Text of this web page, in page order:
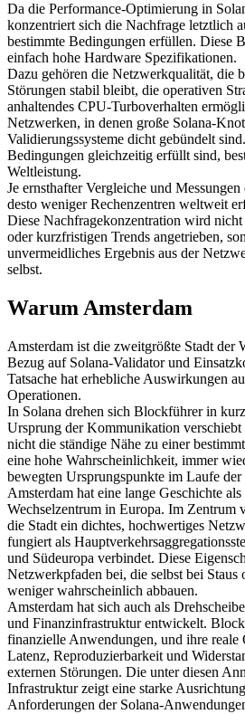
Da die Performance-Optimierung in
konzentriert sich die Nachfrage letztlich
bestimmte Bedingungen erfüllen. Diese
einfach hohe Hardware Spezifikationen.
Dazu gehören die Netzwerkqualität, die
Störungen stabil bleibt, die operativen
anhaltendes CPU-Turboverhalten
Netzwerken, in denen große Solana-
Validierungssysteme dicht gebündelt
Bedingungen gleichzeitig erfüllt sind,
Weltleistung.
Je ernsthafter Vergleiche und
desto weniger Rechenzentren weltweit
Diese Nachfragekonzentration wird
oder kurzfristigen Trends angetrieben,
unvermeidliches Ergebnis aus der
selbst.
Warum Amsterdam
Amsterdam ist die zweitgrößte Stadt der
Bezug auf Solana-Validator und
Tatsache hat erhebliche Auswirkungen
Operationen.
In Solana drehen sich Blockführer in
Ursprung der Kommunikation
nicht die ständige Nähe zu einer
eine hohe Wahrscheinlichkeit, immer
bewegten Ursprungspunkte im Laufe der
Amsterdam hat eine lange Geschichte
Wechselzentrum in Europa. Im Zentrum
die Stadt ein dichtes, hochwertiges
fungiert als
und Südeuropa verbindet. Diese
Netzwerkpfaden bei, die selbst bei Staus
weniger wahrscheinlich abbauen.
Amsterdam hat sich auch als
und Finanzinfrastruktur entwickelt.
finanzielle Anwendungen, und ihre reale
Latenz, Reproduzierbarkeit und
externen Störungen. Die unter diesen
Infrastruktur zeigt eine starke
Anforderungen der Solana-